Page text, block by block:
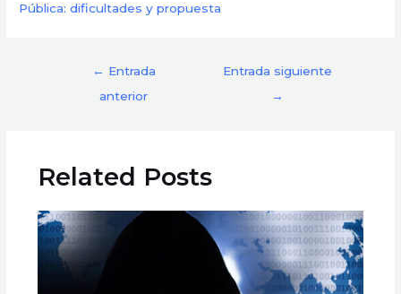
Pública: dificultades y propuesta
← Entrada
anterior
Entrada siguiente
→
Related Posts